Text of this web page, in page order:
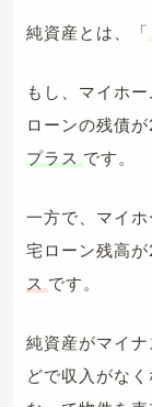
純資産とは、「
もし、マイホ
ローンの残債
プラス です。
一方で、マイ
宅ローン残高
ス です。
純資産がマイ
どで収入がな